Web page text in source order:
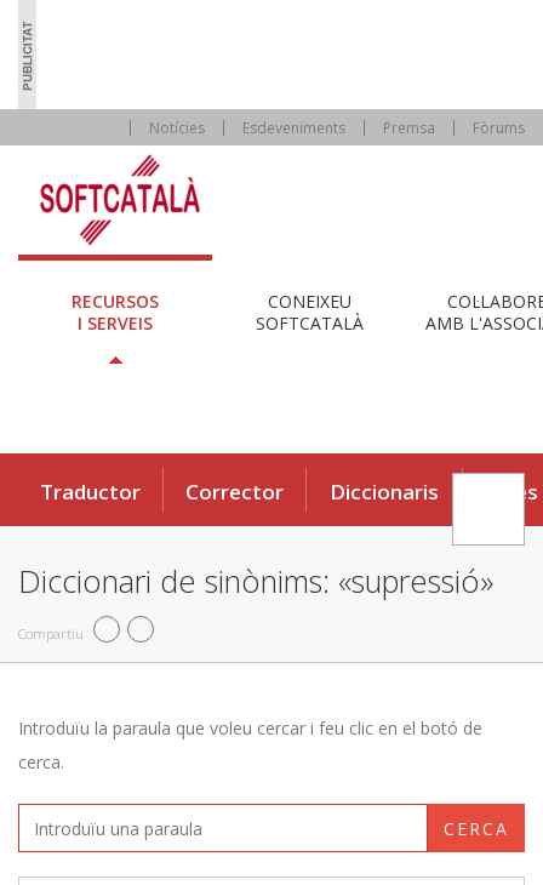
Notícies Esdeveniments Premsa Fòrums
RECURSOS
I SERVEIS
CONEIXEU
SOFTCATALÀ
AMB
Traductor Corrector Diccionaris Eines
Diccionari de sinònims: «supressió»
Compartiu
Introduïu la paraula que voleu cercar i feu clic en el botó de
cerca.
CERCA